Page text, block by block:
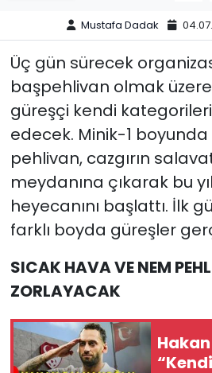
Mustafa Dadak
Üç gün sürecek
başpehlivan olmak
güreşçi kendi
edecek. Minik-1 boyunda
pehlivan, cazgırın
meydanına çıkarak bu
heyecanını başlattı. İlk
farklı boyda güreşler
SICAK HAVA VE NEM
ZORLAYACAK